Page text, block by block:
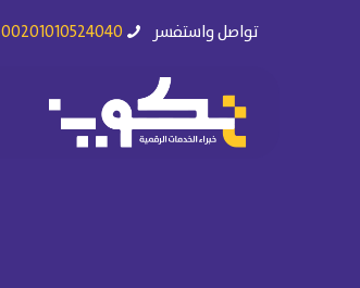
تواصل واستفسر 00201010524040